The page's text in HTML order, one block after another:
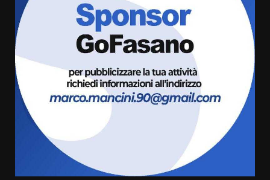
La magia del Minareto e la prima
assoluta de “L’Albergo
Belvedere. Il rapimento”
6 Agosto 2026 06:15
“I Contestatori: Musica di
Rivoluzione”: nuovo
appuntamento con “Fasano in
Banda”
7 Agosto 2026 06:05
US Fasano, Scianaro: “Profonda
amarezza per esclusione dal